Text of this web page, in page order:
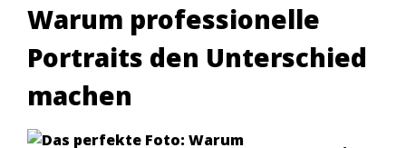
Warum professionelle
Portraits den Unterschied
machen